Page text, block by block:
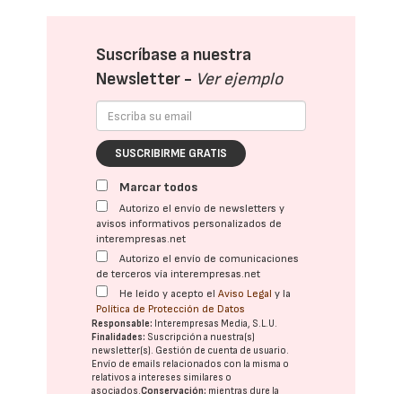
Suscríbase a nuestra
Newsletter - Ver ejemplo
SUSCRIBIRME GRATIS
Marcar todos
Autorizo el envío de newsletters y
avisos informativos personalizados de
interempresas.net
Autorizo el envío de comunicaciones
de terceros vía interempresas.net
He leído y acepto elAviso Legal y la
Política de Protección de Datos
Responsable: Interempresas Media, S.L.U.
Finalidades: Suscripción a nuestra(s)
newsletter(s). Gestión de cuenta de usuario.
Envío de emails relacionados con la misma o
relativos a intereses similares o
asociados.Conservación: mientras dure la